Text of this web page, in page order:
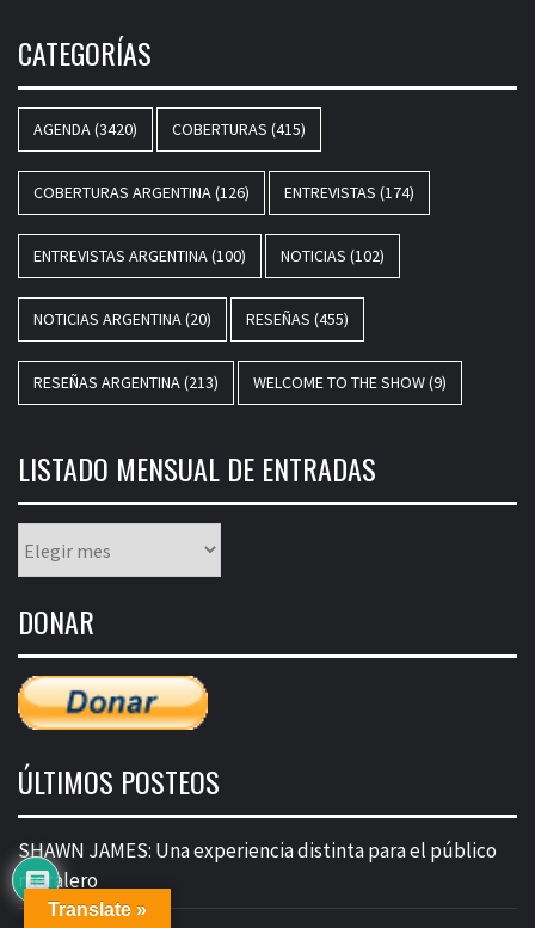
CATEGORÍAS
AGENDA(3420) COBERTURAS (415)
COBERTURAS ARGENTINA(126) ENTREVISTAS (174)
ENTREVISTAS ARGENTINA(100) NOTICIAS (102)
NOTICIAS ARGENTINA(20) RESEÑAS (455)
RESEÑAS ARGENTINA(213) WELCOME TO THE SHOW(9)
LISTADO MENSUAL DE ENTRADAS
mensual
entradas
DONAR
ÚLTIMOS POSTEOS
SHAWN JAMES: Una experiencia distinta para el público
metalero
Translate »